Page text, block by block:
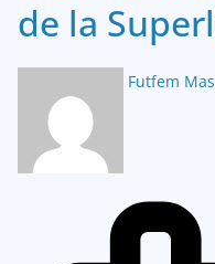
de la
Futfem Mas